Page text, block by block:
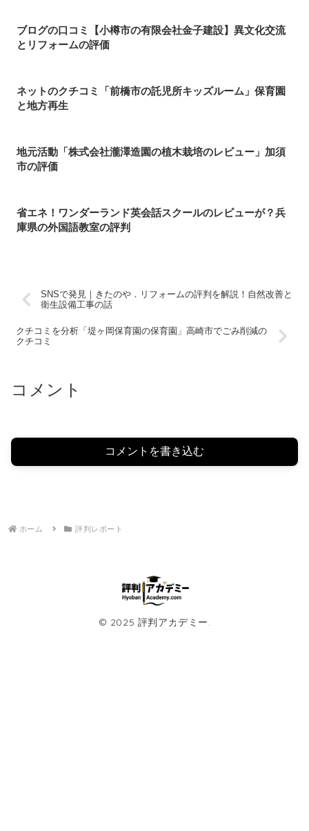
ブログの口コミ【小樽市の有限会社金子建設】異文化交流
とリフォームの評価
ネットのクチコミ「前橋市の託児所キッズルーム」保育園
と地方再生
地元活動「株式会社瀧澤造園の植木栽培のレビュー」加須
市の評価
省エネ！ワンダーランド英会話スクールのレビューが？兵
庫県の外国語教室の評判
SNSで発見｜きたのや．リフォームの評判を解説！自然改善と
衛生設備工事の話
クチコミを分析「堤ヶ岡保育園の保育園」高崎市でごみ削減の
クチコミ
コメント
コメントを書き込む
ホーム 評判レポート
© 2025 評判アカデミー.